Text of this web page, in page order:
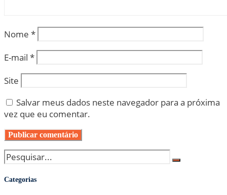
Nome *
E-mail *
Site
Salvar meus dados neste navegador para a próxima
vez que eu comentar.
Categorias